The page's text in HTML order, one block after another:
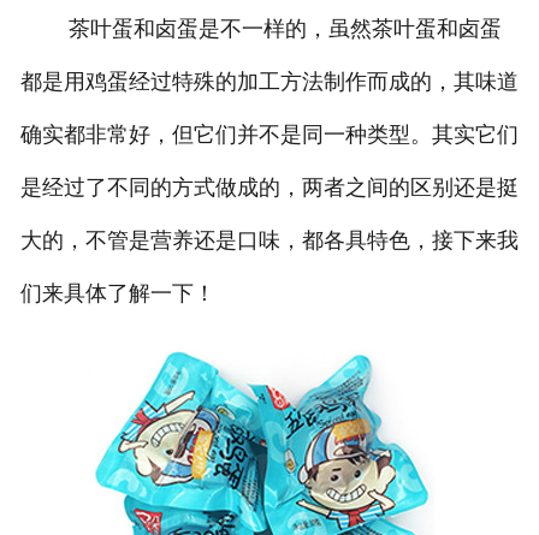
茶叶蛋和卤蛋是不一样的，虽然茶叶蛋和卤蛋
都是用鸡蛋经过特殊的加工方法制作而成的，其味道
确实都非常好，但它们并不是同一种类型。其实它们
是经过了不同的方式做成的，两者之间的区别还是挺
大的，不管是营养还是口味，都各具特色，接下来我
们来具体了解一下！